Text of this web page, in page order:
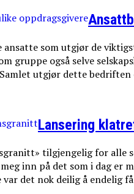
som utgjør de
gruppe også selve
utgjør dette
Lansering
tilgjengelig for alle
inn på det som i dag
det nok deilig å endelig